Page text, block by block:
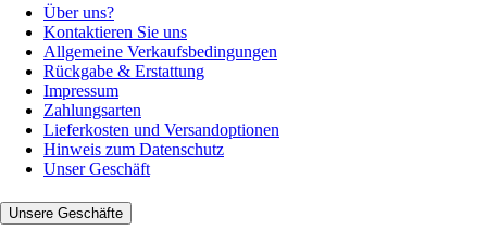
Über uns?
Kontaktieren Sie uns
Allgemeine Verkaufsbedingungen
Rückgabe & Erstattung
Impressum
Zahlungsarten
Lieferkosten und Versandoptionen
Hinweis zum Datenschutz
Unser Geschäft
Unsere Geschäfte